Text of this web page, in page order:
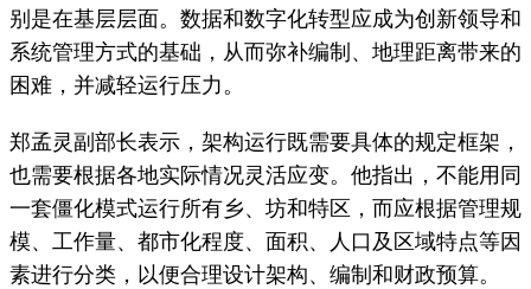
别是在基层层面。数据和数字化转型应成为创新领导和
系统管理方式的基础，从而弥补编制、地理距离带来的
困难，并减轻运行压力。
郑孟灵副部长表示，架构运行既需要具体的规定框架，
也需要根据各地实际情况灵活应变。他指出，不能用同
一套僵化模式运行所有乡、坊和特区，而应根据管理规
模、工作量、都市化程度、面积、人口及区域特点等因
素进行分类，以便合理设计架构、编制和财政预算。